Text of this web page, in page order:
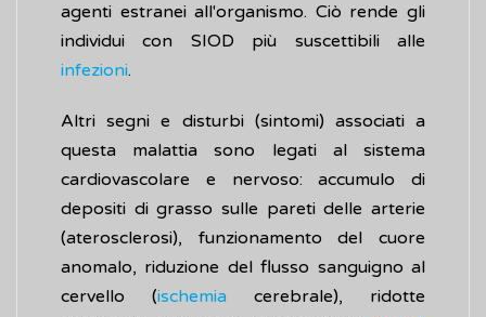
agenti estranei all'organismo. Ciò rende gli
individui con SIOD più suscettibili alle
infezioni.
Altri segni e disturbi (sintomi) associati a
questa malattia sono legati al sistema
cardiovascolare e nervoso: accumulo di
depositi di grasso sulle pareti delle arterie
(aterosclerosi), funzionamento del cuore
anomalo, riduzione del flusso sanguigno al
cervello (ischemia cerebrale), ridotte